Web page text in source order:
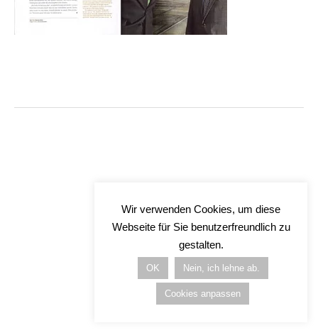
Wir verwenden Cookies, um diese
Webseite für Sie benutzerfreundlich zu
gestalten.
OK Nein, ich lehne ab.
Cookies anpassen